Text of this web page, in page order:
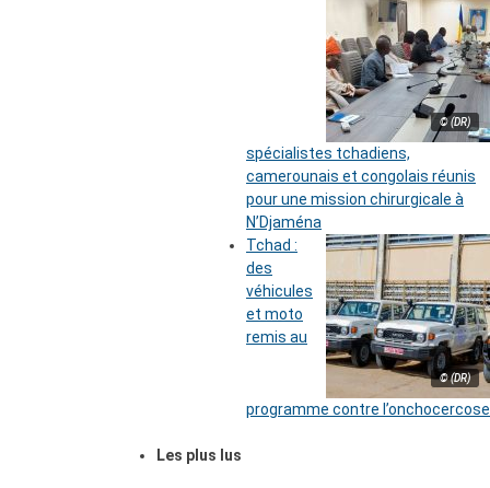
© (DR)
spécialistes tchadiens,
camerounais et congolais réunis
pour une mission chirurgicale à
N’Djaména
© (DR)
Tchad :
des
véhicules
et moto
remis au
programme contre l’onchocercose
Les plus lus